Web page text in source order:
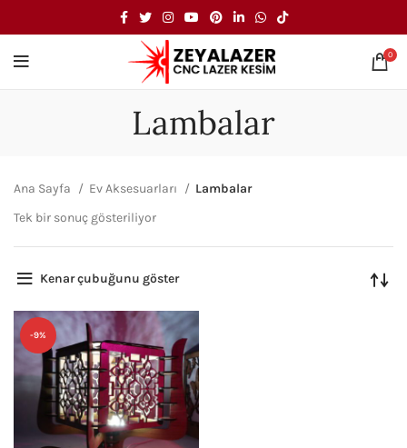
0
Lambalar
Ana Sayfa Ev Aksesuarları
Lambalar
Tek bir sonuç gösteriliyor
Kenar çubuğunu göster
-9%